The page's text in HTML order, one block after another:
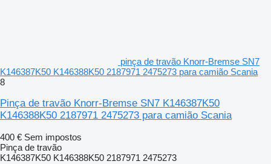
pinça de travão Knorr-Bremse SN7
K146387K50 K146388K50 2187971 2475273 para camião Scania
8
Pinça de travão Knorr-Bremse SN7 K146387K50
K146388K50 2187971 2475273 para camião Scania
400 € Sem impostos
Pinça de travão
K146387K50 K146388K50 2187971 2475273